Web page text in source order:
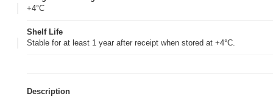
+4°C
Shelf Life
Stable for at least 1 year after receipt when stored at +4°C.
Description